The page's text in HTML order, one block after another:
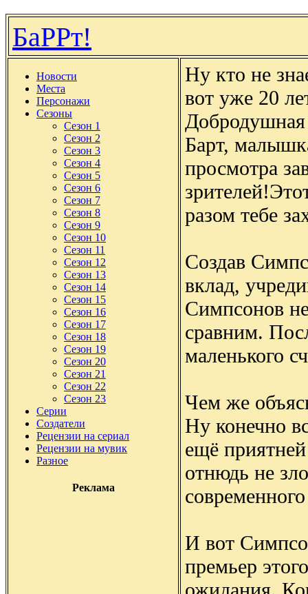
БаРРт!
Новости
Места
Персонажи
Сезоны
Сезон 1
Сезон 2
Сезон 3
Сезон 4
Сезон 5
Сезон 6
Сезон 7
Сезон 8
Сезон 9
Сезон 10
Сезон 11
Сезон 12
Сезон 13
Сезон 14
Сезон 15
Сезон 16
Сезон 17
Сезон 18
Сезон 19
Сезон 20
Сезон 21
Сезон 22
Сезон 23
Серии
Создатели
Рецензии на сериал
Рецензии на мувик
Разное
Реклама
Ну кто не
вот уже 20
Добродушная
Барт,
просмотра
разом тебе
Создав
вклад,
Симпсонов
сравним.
маленького
Чем же
Ну конечно
ещё
отнюдь не
И вот
премьер